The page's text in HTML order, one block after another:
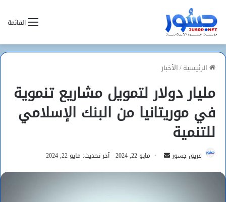
القائمة
الرئيسية/الأخبار
مليار دولار لتمويل مشاريع تنموية
في موريتانيا من البنك الإسلامي
للتنمية
فريق جسور
أرسل مايو 22, 2024 آخر تحديث: مايو 22, 2024